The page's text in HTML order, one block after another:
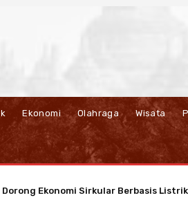
Ekonomi Olahraga Wisata
Ekonomi Sirkular Berbasis Listrik
Hadirkan Unlimited 5G di Semarang